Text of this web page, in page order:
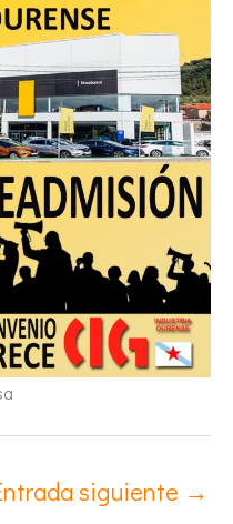
siguiente →